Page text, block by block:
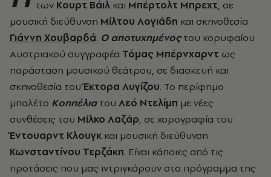
των Κουρτ Βάιλ και Μπέρτολτ Μπρεχτ, σε
μουσική διεύθυνση Μίλτου Λογιάδη και σκηνοθεσία
Γιάννη Χουβαρδά. Ο αποτυχημένοςτου κορυφαίου
Αυστριακού συγγραφέα Τόμας Μπέρνχαρντ ως
παράσταση μουσικού θεάτρου, σε διασκευή και
σκηνοθεσία τουΈκτορα Λυγίζου. Το περίφημο
μπαλέτο Κοππέλιατου Λεό Ντελίμπ με νέες
συνθέσεις του Μίλκο Λαζάρ, σε χορογραφία του
Έντουαρντ Κλουγκ και μουσική διεύθυνση
Κωνσταντίνου Τερζάκη. Είναι κάποιες από τις
προτάσεις που μας ιντριγκάρουν στο πρόγραμμα της